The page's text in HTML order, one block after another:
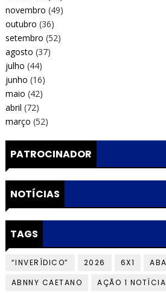
novembro (49)
outubro (36)
setembro (52)
agosto (37)
julho (44)
junho (16)
maio (42)
abril (72)
março (52)
PATROCINADOR
NOTÍCIAS
TAGS
“INVERÍDICO” 2026 6X1
ABNNY CAETANO
AÇÃO 1 NOTÍCIA